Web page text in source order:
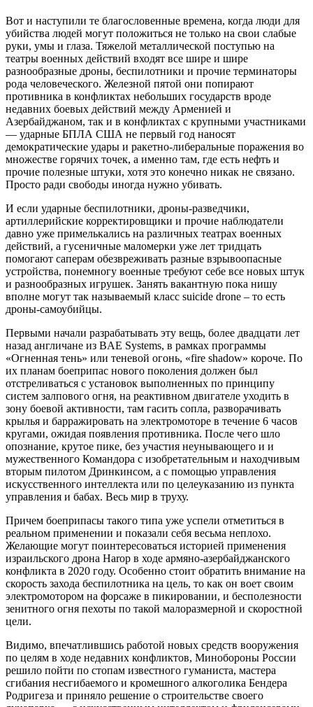
Вот и наступили те благословенные времена, когда люди для
убийства людей могут положиться не только на свои слабые
руки, умы и глаза. Тяжелой металлической поступью на
театры военных действий входят все шире и шире
разнообразные дроны, беспилотники и прочие терминаторы
рода человеческого. Железной пятой они попирают
противника в конфликтах небольших государств вроде
недавних боевых действий между Арменией и
Азербайджаном, так и в конфликтах с крупными участниками
— ударные БПЛА США не первый год наносят
демократические удары и ракетно-либеральные поражения во
множестве горячих точек, а именно там, где есть нефть и
прочие полезные штуки, хотя это конечно никак не связано.
Просто ради свободы иногда нужно убивать.
И если ударные беспилотники, дроны-разведчики,
артиллерийские корректировщики и прочие наблюдатели
давно уже примелькались на различных театрах военных
действий, а гусеничные маломерки уже лет тридцать
помогают саперам обезвреживать разные взрывоопасные
устройства, понемногу военные требуют себе все новых штук
и разнообразных игрушек. Занять вакантную пока нишу
вполне могут так называемый класс suicide drone – то есть
дроны-самоубийцы.
Первыми начали разрабатывать эту вещь, более двадцати лет
назад англичане из BAE Systems, в рамках программы
«Огненная тень» или теневой огонь, «fire shadow» короче. По
их планам боеприпас нового поколения должен был
отстреливаться с установок выполненных по принципу
систем залпового огня, на реактивном двигателе уходить в
зону боевой активности, там гасить сопла, разворачивать
крылья и барражировать на электромоторе в течение 6 часов
кругами, ожидая появления противника. После чего шло
опознание, крутое пике, без участия неунывающего и и
мужественного Командора с изобретательным и находчивым
вторым пилотом Дринкинсом, а с помощью управления
искусственного интеллекта или по целеуказанию из пункта
управления и бабах. Весь мир в труху.
Причем боеприпасы такого типа уже успели отметиться в
реальном применении и показали себя весьма неплохо.
Желающие могут поинтересоваться историей применения
израильского дрона Harop в ходе армяно-азербайджанского
конфликта в 2020 году. Особенно стоит обратить внимание на
скорость захода беспилотника на цель, то как он воет своим
электромотором на форсаже в пикировании, и бесполезности
зенитного огня пехоты по такой малоразмерной и скоростной
цели.
Видимо, впечатлившись работой новых средств вооружения
по целям в ходе недавних конфликтов, Минобороны России
решило пойти по стопам известного гуманиста, мастера
сгибания несгибаемого и кромешного алкоголика Бендера
Родригеза и приняло решение о строительстве своего